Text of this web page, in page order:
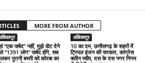
MORE FROM AUTHOR
“एक पार्षद” नहीं, मुझे वोट देने
“1391 लोग” पार्षद होंगे, सब
पुरानी बस्ती को कोरबा का
अंबिकापुर
10 का दम, छत्तीसगढ़ के शहरों में
ट्रिपल इंजन की सरकार, कांग्रेस
क्लीन स्वीप, दस के दस नगर निगम